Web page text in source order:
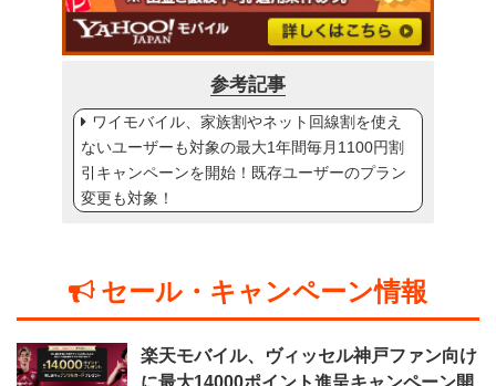
参考記事
ワイモバイル、家族割やネット回線割を使え
ないユーザーも対象の最大1年間毎月1100円割
引キャンペーンを開始！既存ユーザーのプラン
変更も対象！
セール・キャンペーン情報
楽天モバイル、ヴィッセル神戸ファン向け
に最大14000ポイント進呈キャンペーン開